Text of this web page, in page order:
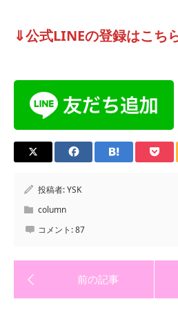
⇓公式LINEの登録はこち
投稿者:YSK
column
コメント:87